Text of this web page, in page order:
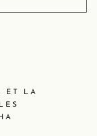
ET LA